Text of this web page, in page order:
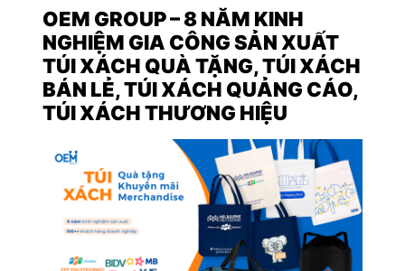
OEM GROUP – 8 NĂM KINH
NGHIỆM GIA CÔNG SẢN XUẤT
TÚI XÁCH QUÀ TẶNG, TÚI XÁCH
BÁN LẺ, TÚI XÁCH QUẢNG CÁO,
TÚI XÁCH THƯƠNG HIỆU